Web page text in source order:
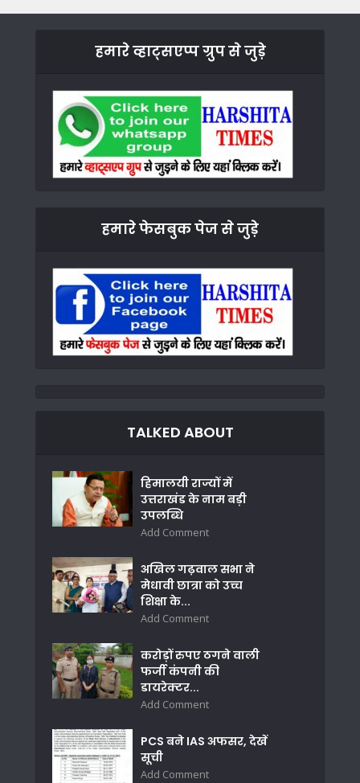
हमारे व्हाट्सएप्प ग्रुप से जुड़े
हमारे फेसबुक पेज से जुड़े
TALKED ABOUT
हिमालयी राज्यों में
उत्तराखंड के नाम बड़ी
उपलब्धि
Add Comment
अखिल गढ़वाल सभा ने
मेधावी छात्रा को उच्च
शिक्षा के...
Add Comment
करोड़ों रुपए ठगने वाली
फर्जी कंपनी की
डायरेक्टर...
Add Comment
PCS बने IAS अफसर, देखें
सूची
Add Comment